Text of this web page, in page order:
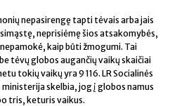
nepasirengę tapti tėvais arba jais
neprisiėmę šios atsakomybės,
kaip būti žmogumi. Tai
tėvų globos augančių vaikų skaičiai
tokių vaikų yra 9 116. LR Socialinės
skelbia, jog į globos namus
tris, keturis vaikus.